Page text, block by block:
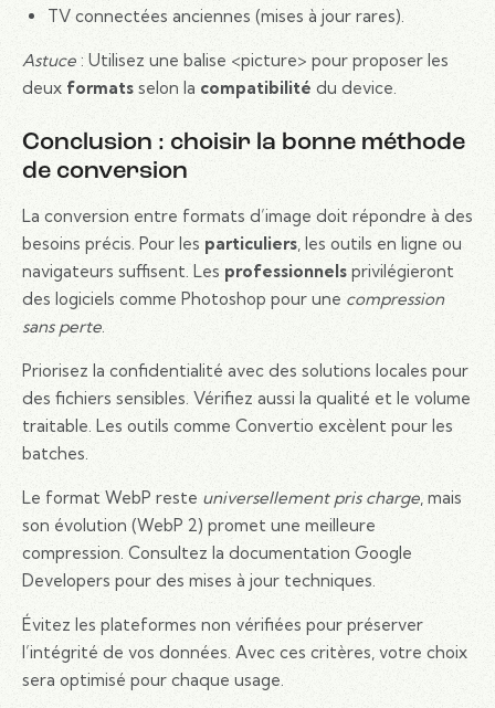
TV connectées anciennes (mises à jour rares).
Astuce : Utilisez une balise <picture> pour proposer les
deux formats selon la compatibilité du device.
Conclusion : choisir la bonne méthode
de conversion
La conversion entre formats d’image doit répondre à des
besoins précis. Pour les particuliers , les outils en ligne ou
navigateurs suffisent. Les professionnels privilégieront
des logiciels comme Photoshop pour une compression
sans perte
Priorisez la confidentialité avec des solutions locales pour
des fichiers sensibles. Vérifiez aussi la qualité et le volume
traitable. Les outils comme Convertio excèlent pour les
batches.
Le format WebP reste universellement pris charge , mais
son évolution (WebP 2) promet une meilleure
compression. Consultez la documentation Google
Developers pour des mises à jour techniques.
Évitez les plateformes non vérifiées pour préserver
l’intégrité de vos données. Avec ces critères, votre choix
sera optimisé pour chaque usage.